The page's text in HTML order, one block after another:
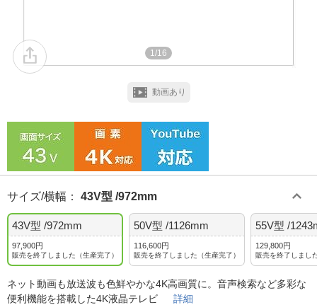
1/16
動画あり
サイズ/横幅 ： 43V型 /972mm
43V型 /972mm
97,900円
販売を終了しました（生産完了）
50V型 /1126mm
116,600円
販売を終了しました（生産完了）
55V型 /
129,800円
販売を終了しまし
ネット動画も放送波も色鮮やかな4K高画質に。音声検索など多彩な
便利機能を搭載した4K液晶テレビ 詳細